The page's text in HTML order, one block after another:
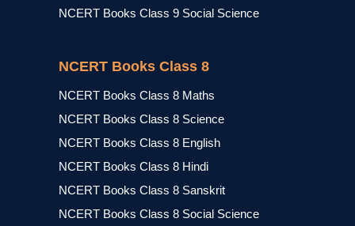
NCERT Books Class 9 Social Science
NCERT Books Class 8
NCERT Books Class 8 Maths
NCERT Books Class 8 Science
NCERT Books Class 8 English
NCERT Books Class 8 Hindi
NCERT Books Class 8 Sanskrit
NCERT Books Class 8 Social Science